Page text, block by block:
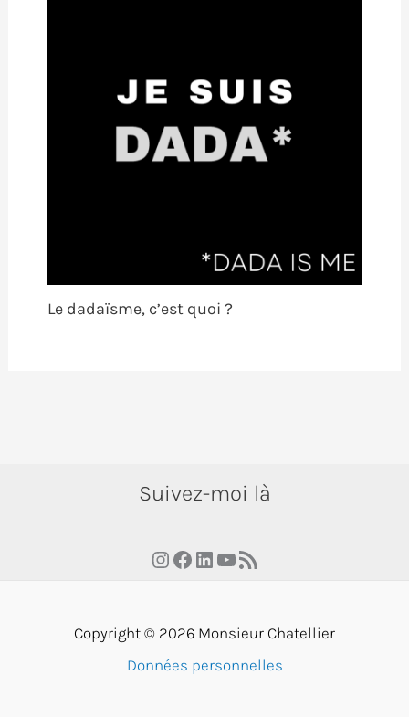
Le dadaïsme, c’est quoi ?
Suivez-moi là
Instagram
Facebook
LinkedIn
YouTube
RSS Feed
Copyright © 2026 Monsieur Chatellier
Données personnelles